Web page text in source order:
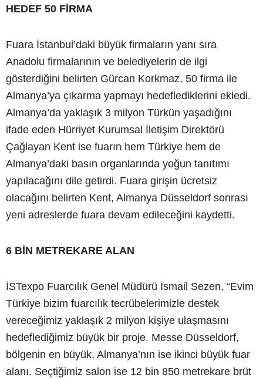
HEDEF 50 FİRMA
Fuara İstanbul’daki büyük firmaların yanı sıra
Anadolu firmalarının ve belediyelerin de ilgi
gösterdiğini belirten Gürcan Korkmaz, 50 firma ile
Almanya’ya çıkarma yapmayı hedeflediklerini ekledi.
Almanya’da yaklaşık 3 milyon Türkün yaşadığını
ifade eden Hürriyet Kurumsal İletişim Direktörü
Çağlayan Kent ise fuarın hem Türkiye hem de
Almanya’daki basın organlarında yoğun tanıtımı
yapılacağını dile getirdi. Fuara girişin ücretsiz
olacağını belirten Kent, Almanya Düsseldorf sonrası
yeni adreslerde fuara devam edileceğini kaydetti.
6 BİN METREKARE ALAN
İSTexpo Fuarcılık Genel Müdürü İsmail Sezen, “Evim
Türkiye bizim fuarcılık tecrübelerimizle destek
vereceğimiz yaklaşık 2 milyon kişiye ulaşmasını
hedeflediğimiz büyük bir proje. Messe Düsseldorf,
bölgenin en büyük, Almanya’nın ise ikinci büyük fuar
alanı. Seçtiğimiz salon ise 12 bin 850 metrekare brüt